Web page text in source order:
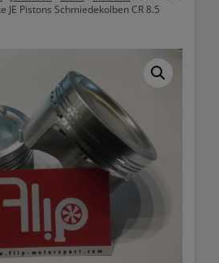
JE Pistons Schmiedekolben CR 8.5